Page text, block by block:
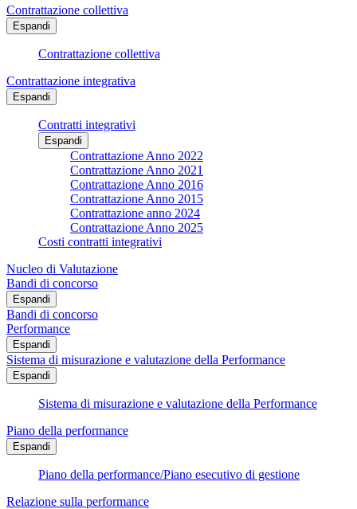
Contrattazione collettiva
Espandi
Contrattazione collettiva
Contrattazione integrativa
Espandi
Contratti integrativi
Espandi
Contrattazione Anno 2022
Contrattazione Anno 2021
Contrattazione Anno 2016
Contrattazione Anno 2015
Contrattazione anno 2024
Contrattazione Anno 2025
Costi contratti integrativi
Nucleo di Valutazione
Bandi di concorso
Espandi
Bandi di concorso
Performance
Espandi
Sistema di misurazione e valutazione della Performance
Espandi
Sistema di misurazione e valutazione della Performance
Piano della performance
Espandi
Piano della performance/Piano esecutivo di gestione
Relazione sulla performance